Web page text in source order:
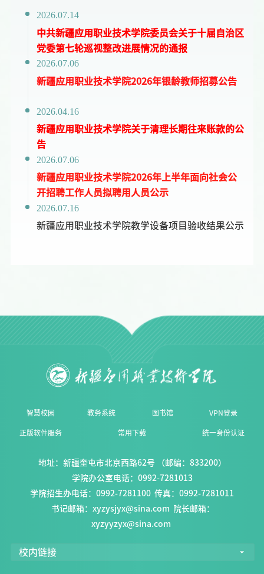
2026.07.14
中共新疆应用职业技术学院委员会关于十届自治区
党委第七轮巡视整改进展情况的通报
2026.07.06
新疆应用职业技术学院2026年银龄教师招募公告
2026.04.16
新疆应用职业技术学院关于清理长期往来账款的公
告
2026.07.06
新疆应用职业技术学院2026年上半年面向社会公
开招聘工作人员拟聘用人员公示
2026.07.16
新疆应用职业技术学院教学设备项目验收结果公示
智慧校园 教务系统 图书馆 VPN登录
正版软件服务 常用下载 统一身份认证
地址：新疆奎屯市北京西路62号 （邮编：833200）
学院办公室电话：0992-7281013
学院招生办电话：0992-7281100 传真：0992-7281011
书记邮箱：xyzysjyx@sina.com
院长邮箱：
xyzyyzyx@sina.com
校内链接